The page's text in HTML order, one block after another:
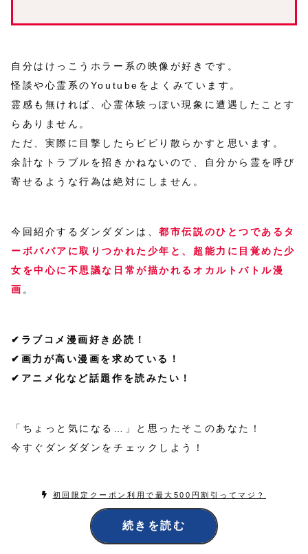
自分はけっこうホラー系の映像が好きです。
怪談や心霊系のYoutubeをよくみています。
霊感も無ければ、心霊体験っぽい現象に遭遇したことす
らありません。
ただ、実際に目撃したらビビり散らかすと思います。
余計なトラブルを招きかねないので、自分から霊を呼び
寄せるような行為は絶対にしません。
今回紹介するダンダダンは、都市伝説のひとつであるタ
ーボババアに取りつかれた少年と、超能力に目覚めた少
女を中心に不思議な日常が描かれるオカルトバトル漫
画 。
✔ラブコメ漫画好き必読！
✔画力が高い漫画を求めている！
✔アニメ化など話題作を読みたい！
「ちょっと気になる…」と思ったそこのあなた！
今すぐダンダダンをチェックしよう！
初回限定クーポン利用で最大500円割引ってマジ？
続きを読む